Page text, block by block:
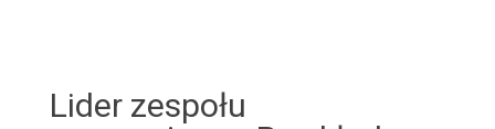
Lider zespołu